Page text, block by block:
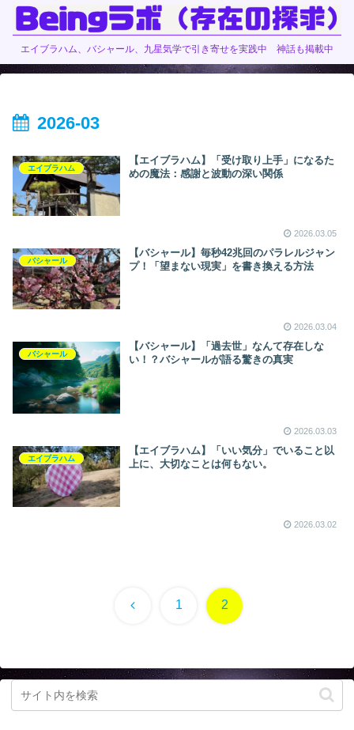
エイブラハム、バシャール、九星気学で引き寄せを実践中 神話も掲載中
2026-03
エイブラハム
【エイブラハム】「受け取り上手」になるた
めの魔法：感謝と波動の深い関係
2026.03.05
バシャール
【バシャール】毎秒42兆回のパラレルジャン
プ！「望まない現実」を書き換える方法
2026.03.04
バシャール
【バシャール】「過去世」なんて存在しな
い！？バシャールが語る驚きの真実
2026.03.03
エイブラハム
【エイブラハム】「いい気分」でいること以
上に、大切なことは何もない。
2026.03.02
前 1 2